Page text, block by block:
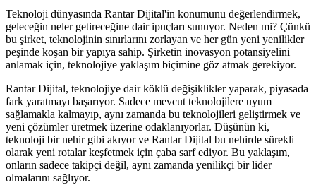
Teknoloji dünyasında Rantar Dijital'in konumunu değerlendirmek,
geleceğin neler getireceğine dair ipuçları sunuyor. Neden mi? Çünkü
bu şirket, teknolojinin sınırlarını zorlayan ve her gün yeni yenilikler
peşinde koşan bir yapıya sahip. Şirketin inovasyon potansiyelini
anlamak için, teknolojiye yaklaşım biçimine göz atmak gerekiyor.
Rantar Dijital, teknolojiye dair köklü değişiklikler yaparak, piyasada
fark yaratmayı başarıyor. Sadece mevcut teknolojilere uyum
sağlamakla kalmayıp, aynı zamanda bu teknolojileri geliştirmek ve
yeni çözümler üretmek üzerine odaklanıyorlar. Düşünün ki,
teknoloji bir nehir gibi akıyor ve Rantar Dijital bu nehirde sürekli
olarak yeni rotalar keşfetmek için çaba sarf ediyor. Bu yaklaşım,
onların sadece takipçi değil, aynı zamanda yenilikçi bir lider
olmalarını sağlıyor.